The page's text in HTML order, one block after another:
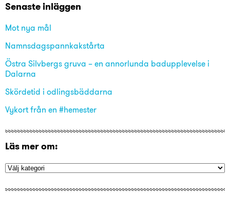
Senaste inläggen
Mot nya mål
Namnsdagspannkakstårta
Östra Silvbergs gruva – en annorlunda badupplevelse i
Dalarna
Skördetid i odlingsbäddarna
Vykort från en #hemester
Läs mer om: